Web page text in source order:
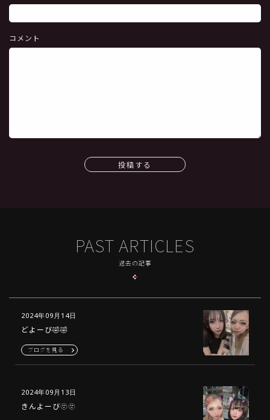
コメント
投稿する
PAST ARTICLES
過去の記事
2024年09月14日
どよーび🤣🤣
ブログを見る
2024年09月13日
きんよーび🫥🫥